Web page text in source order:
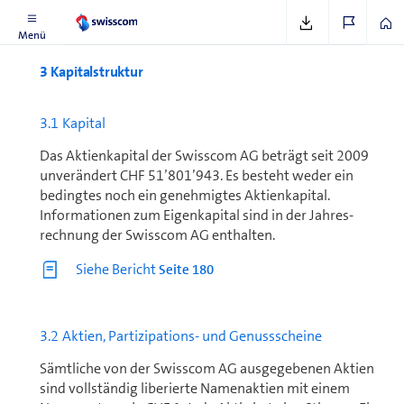
Menü
3 Kapitalstruktur
3.1 Kapital
Das Aktienkapital der Swisscom AG beträgt seit 2009
unverändert CHF 51’801’943. Es besteht weder ein
bedingtes noch ein genehmigtes Aktienkapital.
Informationen zum Eigenkapital sind in der Jahres­
rechnung der Swisscom AG enthalten.
Siehe BerichtSeite 180
3.2 Aktien, Partizipations- und Genussscheine
Sämtliche von der Swisscom AG ausgegebenen Aktien
sind vollständig liberierte Namenaktien mit einem